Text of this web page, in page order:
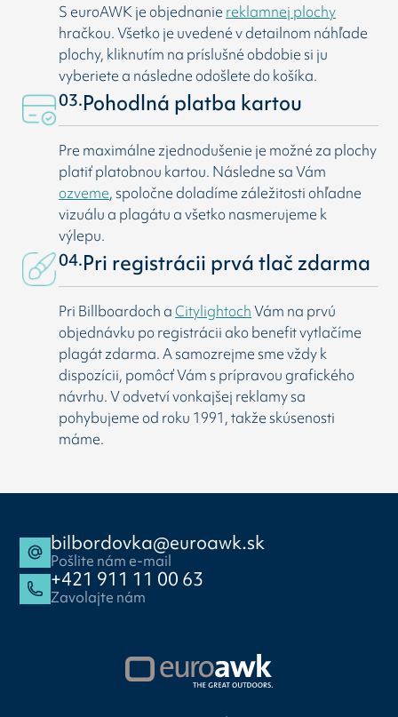
S euroAWK je objednanie reklamnej plochy
hračkou. Všetko je uvedené v detailnom náhľade
plochy, kliknutím na príslušné obdobie si ju
vyberiete a následne odošlete do košíka.
03.Pohodlná platba kartou
Pre maximálne zjednodušenie je možné za plochy
platiť platobnou kartou. Následne sa Vám
ozveme, spoločne doladíme záležitosti ohľadne
vizuálu a plagátu a všetko nasmerujeme k
výlepu.
04.Pri registrácii prvá tlač zdarma
Pri Billboardoch aCitylightochVám na prvú
objednávku po registrácii ako benefit vytlačíme
plagát zdarma. A samozrejme sme vždy k
dispozícii, pomôcť Vám s prípravou grafického
návrhu. V odvetví vonkajšej reklamy sa
pohybujeme od roku 1991, takže skúsenosti
máme.
bilbordovka@euroawk.sk
Pošlite nám e-mail
+421 911 11 00 63
Zavolajte nám